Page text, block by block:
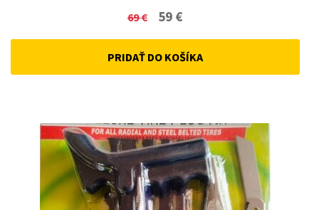
69€
Original
price
was:
59 €
price
is:
PRIDAŤ DO KOŠÍKA